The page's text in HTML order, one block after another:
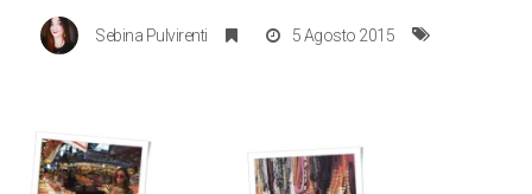
Sebina Pulvirenti 5 Agosto 2015